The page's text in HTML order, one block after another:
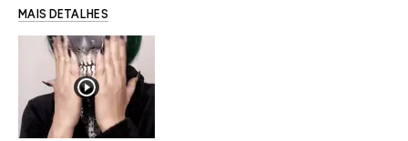
MAIS DETALHES